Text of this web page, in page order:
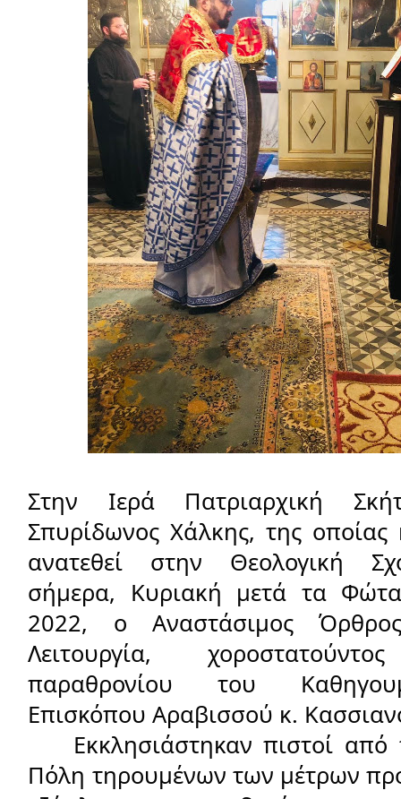
Στην Ιερά Πατριαρχική
Σπυρίδωνος Χάλκης, της οποίας
ανατεθεί στην Θεολογική
σήμερα, Κυριακή μετά τα
2022, ο Αναστάσιμος
Λειτουργία,
παραθρονίου του
Επισκόπου Αραβισσού κ.
Εκκλησιάστηκαν πιστοί από
Πόλη τηρουμένων των μέτρων